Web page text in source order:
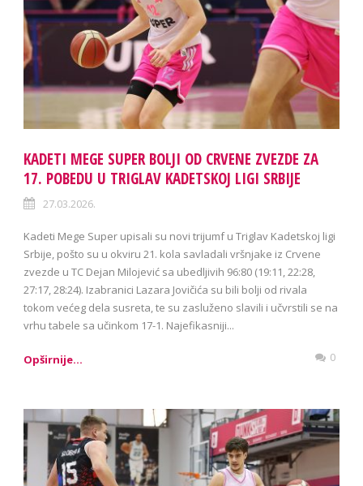
KADETI MEGE SUPER BOLJI OD CRVENE ZVEZDE ZA
17. POBEDU U TRIGLAV KADETSKOJ LIGI SRBIJE
27.03.2026.
Kadeti Mege Super upisali su novi trijumf u Triglav Kadetskoj ligi
Srbije, pošto su u okviru 21. kola savladali vršnjake iz Crvene
zvezde u TC Dejan Milojević sa ubedljivih 96:80 (19:11, 22:28,
27:17, 28:24). Izabranici Lazara Jovičića su bili bolji od rivala
tokom većeg dela susreta, te su zasluženo slavili i učvrstili se na
vrhu tabele sa učinkom 17-1. Najefikasniji...
Opširnije... 0